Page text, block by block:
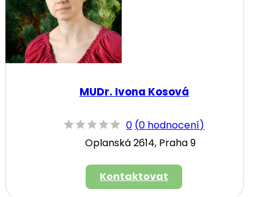
MUDr. Ivona Kosová
0 (0 hodnocení)
Oplanská 2614, Praha 9
Kontaktovat